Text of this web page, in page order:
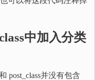
中加入分类
post_class并没有包含